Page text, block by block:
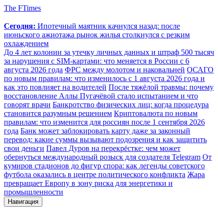
The FTimes
Сегодня: Ипотечный маятник качнулся назад: после
июньского ажиотажа рынок жилья столкнулся с резким
охлаждением
До 4 лет колонии за утечку личных данных и штраф 500 тысяч
за нарушения с SIM-картами: что меняется в России с 6
августа 2026 года ФРС между молотом и наковальней ОСАГО
по новым правилам: что изменилось с 1 августа 2026 года и
как это повлияет на водителей После тяжёлой травмы: почему
восстановление Аллы Пугачёвой стало испытанием и что
говорят врачи Банкротство физических лиц: когда процедура
становится разумным решением Криптовалюта по новым
правилам: что изменится для россиян после 1 сентября 2026
года Банк может заблокировать карту даже за законный
перевод: какие суммы вызывают подозрения и как защитить
свои деньги Павел Дуров на перекрёстке: чем может
обернуться международный розыск для создателя Telegram От
кумиров стадионов до фигур спора: как легенды советского
футбола оказались в центре политического конфликта Жара
превращает Европу в зону риска для энергетики и
промышленности
Навигация